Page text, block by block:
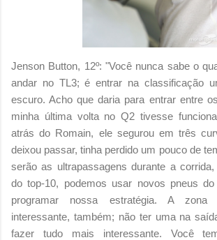
Jenson Button, 12º: "Você nunca sabe o
andar no TL3; é entrar na classificação
escuro. Acho que daria para entrar entre
minha última volta no Q2 tivesse
atrás do Romain, ele segurou em três
deixou passar, tinha perdido um pouco de
serão as ultrapassagens durante a
do top-10, podemos usar novos pneus
programar nossa estratégia. A
interessante, também; não ter uma na
fazer tudo mais interessante. Você